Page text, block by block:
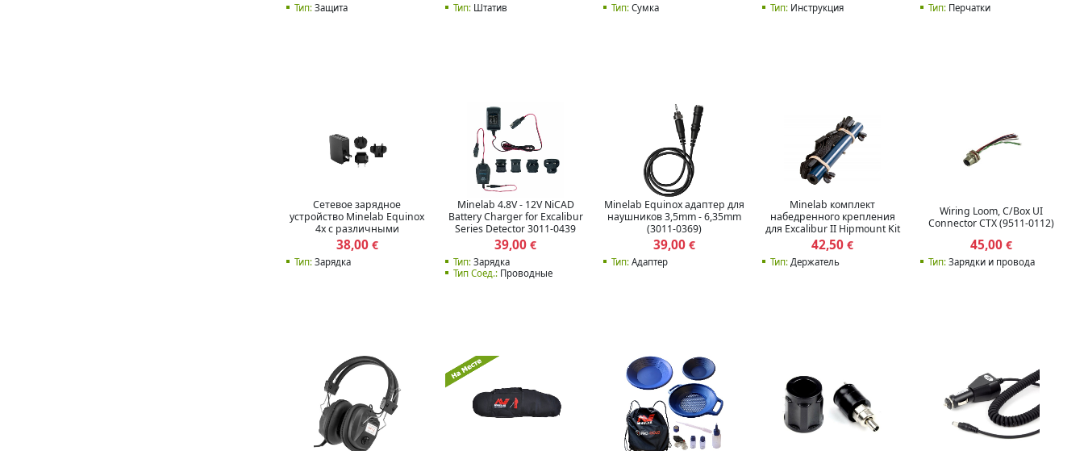
Тип: Защита Тип:Штатив Тип: Сумка Тип:Инструкция Тип: Перчатки
Сетевое зарядное
устройство Minelab Equinox
4x с различными
адаптерами (3011-0374)
38,00€
Тип: Зарядка
Minelab 4.8V - 12V NiCAD
Battery Charger for Excalibur
Series Detector 3011-0439
39,00 €
Тип:Зарядка
Тип Соед.:Проводные
Minelab Equinox адаптер для
наушников 3,5mm - 6,35mm
(3011-0369)
39,00€
Тип: Адаптер
Minelab комплект
набедренного крепления
для Excalibur II Hipmount Kit
(3011-0185)
42,50 €
Тип:Держатель
Wiring Loom, C/Box UI
Connector CTX (9511-0112)
45,00€
Тип: Зарядки и провода